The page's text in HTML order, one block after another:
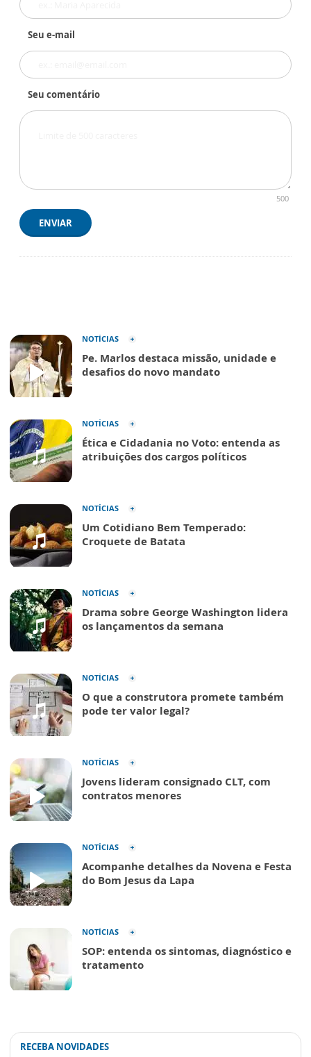
Seu e-mail
Seu comentário
500
ENVIAR
NOTÍCIAS
Pe. Marlos destaca missão, unidade e
desafios do novo mandato
NOTÍCIAS
Ética e Cidadania no Voto: entenda as
atribuições dos cargos políticos
NOTÍCIAS
Um Cotidiano Bem Temperado:
Croquete de Batata
NOTÍCIAS
Drama sobre George Washington lidera
os lançamentos da semana
NOTÍCIAS
O que a construtora promete também
pode ter valor legal?
NOTÍCIAS
Jovens lideram consignado CLT, com
contratos menores
NOTÍCIAS
Acompanhe detalhes da Novena e Festa
do Bom Jesus da Lapa
NOTÍCIAS
SOP: entenda os sintomas, diagnóstico e
tratamento
RECEBA NOVIDADES